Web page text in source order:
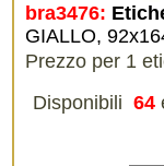
bra3476:
GIALLO,
Prezzo per 1
Disponibili 64